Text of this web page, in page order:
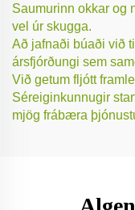
Saumurinn okkar og
vel úr skugga.
Að jafnaði búaði við
ársfjórðungi sem
Við getum fljótt
Séreiginkunnugir
mjög frábæra